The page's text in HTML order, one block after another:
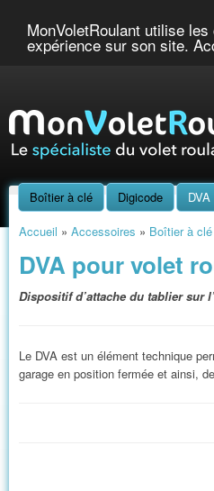
MonVoletRoulant utilise
expérience sur son site.
Boîtier à clé Digicode DVA
Accueil » Accessoires » Boîtier à
DVA pour volet
Dispositif d’attache du tablier sur
Le DVAest un élément technique
garage en position fermée et ainsi, de